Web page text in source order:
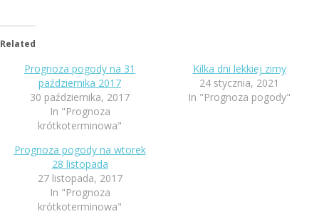
Related
Prognoza pogody na 31
października 2017
30 października, 2017
In "Prognoza
krótkoterminowa"
Kilka dni lekkiej zimy
24 stycznia, 2021
In "Prognoza pogody"
Prognoza pogody na wtorek
28 listopada
27 listopada, 2017
In "Prognoza
krótkoterminowa"